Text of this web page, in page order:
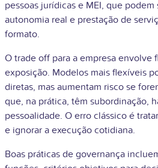
pessoas jurídicas e MEI, que
autonomia real e prestação de
formato.
O trade off para a empresa envolve
exposição. Modelos mais flexíveis
diretas, mas aumentam risco se
que, na prática, têm subordinação,
pessoalidade. O erro clássico é
e ignorar a execução cotidiana.
Boas práticas de governança